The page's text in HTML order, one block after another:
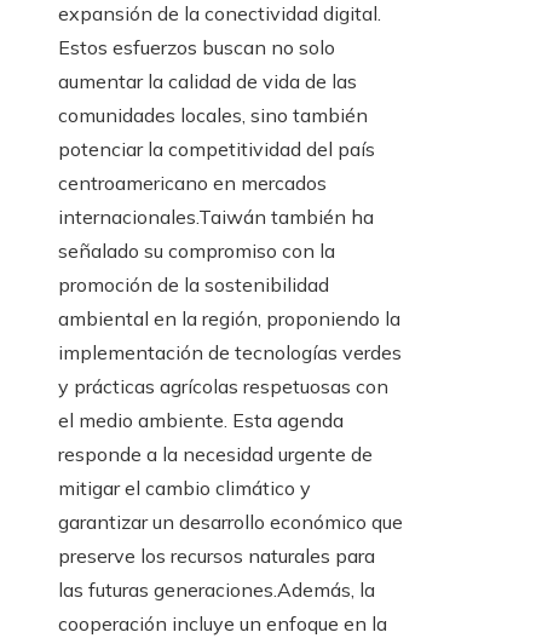
expansión de la conectividad digital.
Estos esfuerzos buscan no solo
aumentar la calidad de vida de las
comunidades locales, sino también
potenciar la competitividad del país
centroamericano en mercados
internacionales.Taiwán también ha
señalado su compromiso con la
promoción de la sostenibilidad
ambiental en la región, proponiendo la
implementación de tecnologías verdes
y prácticas agrícolas respetuosas con
el medio ambiente. Esta agenda
responde a la necesidad urgente de
mitigar el cambio climático y
garantizar un desarrollo económico que
preserve los recursos naturales para
las futuras generaciones.Además, la
cooperación incluye un enfoque en la